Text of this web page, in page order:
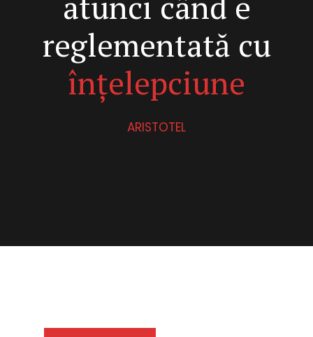
reglementată cu
înțelepciune
ARISTOTEL